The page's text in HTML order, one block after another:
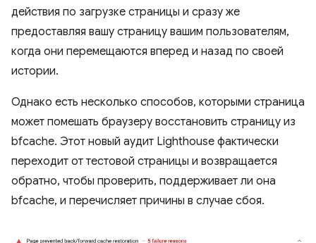
действия по загрузке страницы и сразу же
предоставляя вашу страницу вашим пользователям,
когда они перемещаются вперед и назад по своей
истории.
Однако есть несколько способов, которыми страница
может помешать браузеру восстановить страницу из
bfcache. Этот новый аудит Lighthouse фактически
переходит от тестовой страницы и возвращается
обратно, чтобы проверить, поддерживает ли она
bfcache, и перечисляет причины в случае сбоя.